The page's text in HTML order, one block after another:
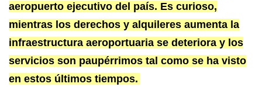
aeropuerto ejecutivo del país. Es curioso,
mientras los derechos y alquileres aumenta la
infraestructura aeroportuaria se deteriora y los
servicios son paupérrimos tal como se ha visto
en estos últimos tiempos.